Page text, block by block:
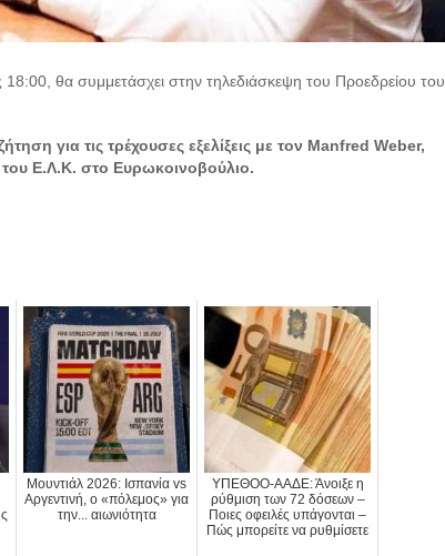
θα συμμετάσχει στην τηλεδιάσκεψη του Προεδρείου του
για τις τρέχουσες εξελίξεις με τον Manfred Weber,
Ε.Λ.Κ. στο Ευρωκοινοβούλιο.
Μουντιάλ 2026: Ισπανία vs
Αργεντινή, ο «πόλεμος» για
την... αιωνιότητα
ΥΠΕΘΟΟ-ΑΑΔΕ: Άνοιξε η
ρύθμιση των 72 δόσεων –
Ποιες οφειλές υπάγονται –
Πώς μπορείτε να ρυθμίσετε